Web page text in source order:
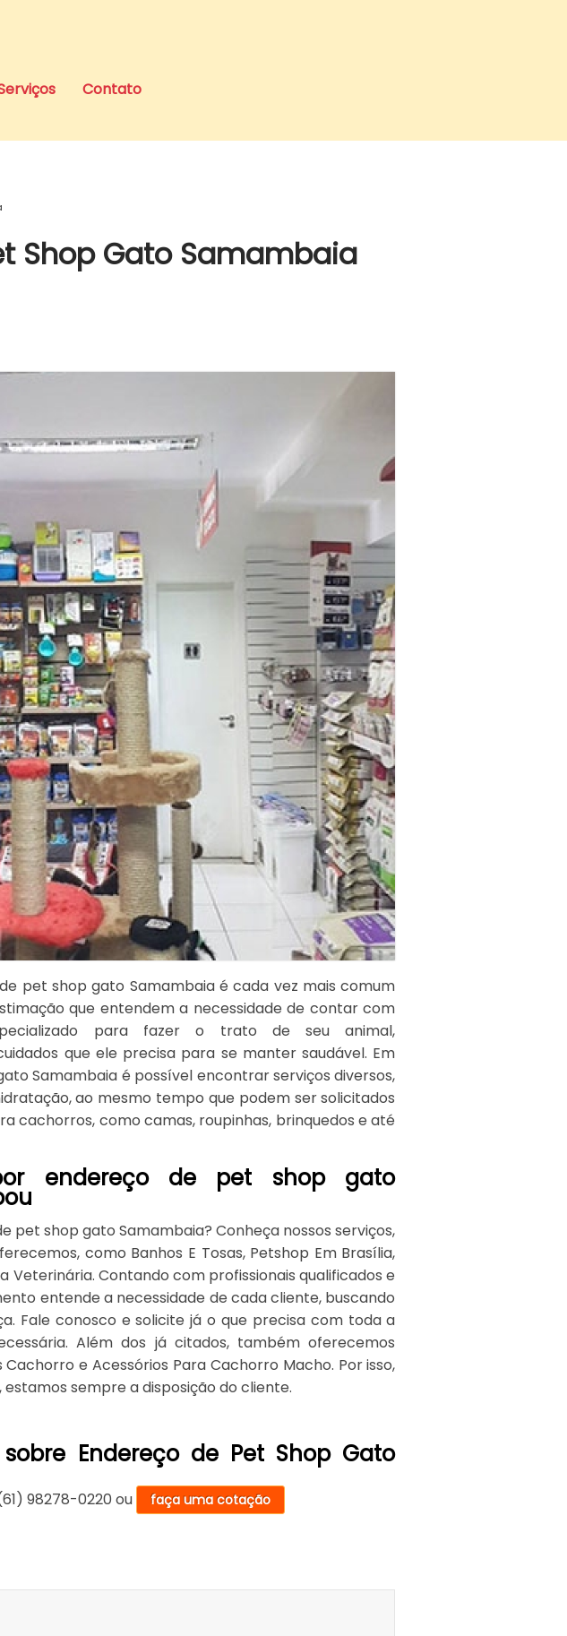
Contato
Shop Gato Samambaia
pet shop gato Samambaia é cada vez mais comum
que entendem a necessidade de contar com
para fazer o trato de seu animal,
que ele precisa para se manter saudável. Em
Samambaia é possível encontrar serviços diversos,
ao mesmo tempo que podem ser solicitados
cachorros, como camas, roupinhas, brinquedos e até
endereço de pet shop gato
pet shop gato Samambaia? Conheça nossos serviços,
como Banhos E Tosas, Petshop Em Brasília,
Veterinária. Contando com profissionais qualificados e
entende a necessidade de cada cliente, buscando
Fale conosco e solicite já o que precisa com toda a
Além dos já citados, também oferecemos
e Acessórios Para Cachorro Macho. Por isso,
sempre a disposição do cliente.
Endereço de Pet Shop Gato
98278-0220 ou faça uma cotação